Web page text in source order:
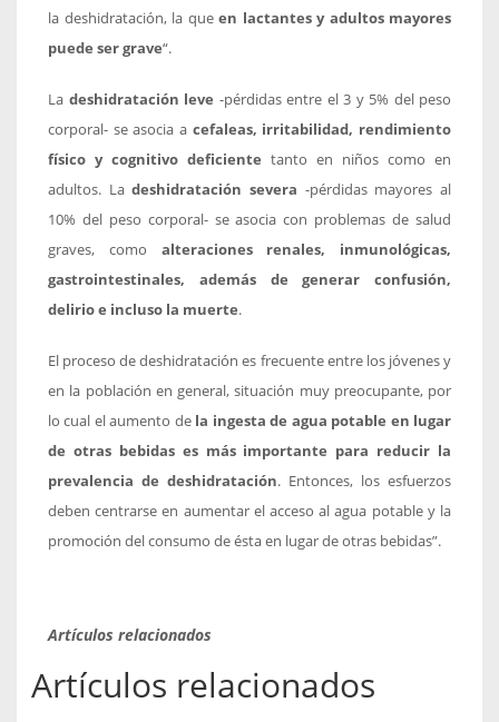
la deshidratación, la que en lactantes y adultos mayores
puede ser grave“.
La deshidratación leve -pérdidas entre el 3 y 5% del peso
corporal- se asocia a cefaleas, irritabilidad, rendimiento
físico y cognitivo deficiente tanto en niños como en
adultos. Ladeshidratación severa -pérdidas mayores al
10% del peso corporal- se asocia con problemas de salud
graves, como alteraciones renales, inmunológicas,
gastrointestinales, además de generar confusión,
delirio e incluso la muerte.
El proceso de deshidratación es frecuente entre los jóvenes y
en la población en general, situación muy preocupante, por
lo cual el aumento de la ingesta de agua potable en lugar
de otras bebidas es más importante para reducir la
prevalencia de deshidratación. Entonces, los esfuerzos
deben centrarse en aumentar el acceso al agua potable y la
promoción del consumo de ésta en lugar de otras bebidas”.
Artículos relacionados
Artículos relacionados